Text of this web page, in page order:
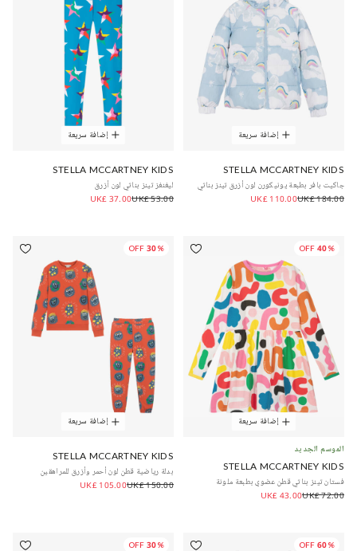
إضافة سريعة
STELLA MCCARTNEY KIDS
جاكيت بافر بطبعة يونيكورن لون أزرق تينز بناتي
UK£ 184.00
UK£ 110.00
إضافة سريعة
STELLA MCCARTNEY KIDS
ليغنغز تينز بناتي لون أزرق
UK£ 53.00
UK£ 37.00
40% OFF
إضافة سريعة
الموسم الجديد
STELLA MCCARTNEY KIDS
فستان تينز بناتي قطن عضوي بطبعة ملونة
UK£ 72.00
UK£ 43.00
30% OFF
إضافة سريعة
STELLA MCCARTNEY KIDS
بدلة رياضية قطن لون أحمر وأزرق للمراهقين
UK£ 150.00
UK£ 105.00
60% OFF
30% OFF